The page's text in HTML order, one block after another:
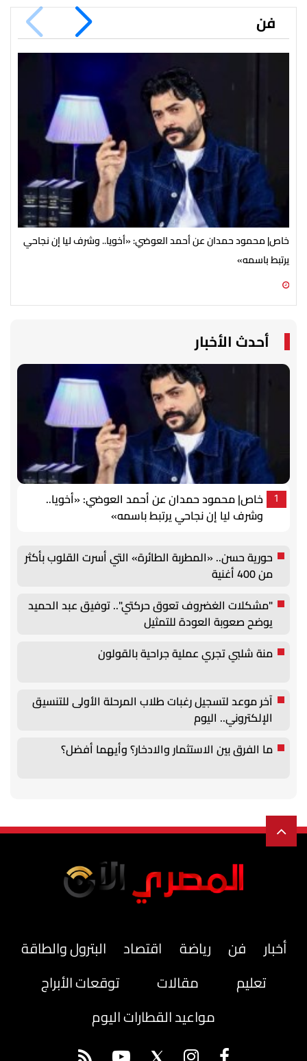
فن
خاص| محمود حمدان عن أحمد العوضي: «أخويا.. وشرف ليا إن نجاحي
يرتبط باسمه»
أحدث الأخبار
1
خاص| محمود حمدان عن أحمد العوضي: «أخويا..
وشرف ليا إن نجاحي يرتبط باسمه»
حورية حسن.. «المطربة الطائرة» التي أسرت القلوب بأكثر
من 400 أغنية
"مشكلات الغضروف تعوق حركتي".. توفيق عبد الحميد
يوضح صعوبة العودة للتمثيل
منة شلبي تجري عملية جراحية بالقولون
آخر موعد لتسجيل رغبات طلاب المرحلة الأولى للتنسيق
الإلكتروني.. اليوم
ما الفرق بين الاستثمار والادخار؟ وأيهما أفضل؟
أخبار فن رياضة اقتصاد
البترول والطاقة
تعليم
مقالات
توقعات الأبراج
مواعيد القطارات اليوم